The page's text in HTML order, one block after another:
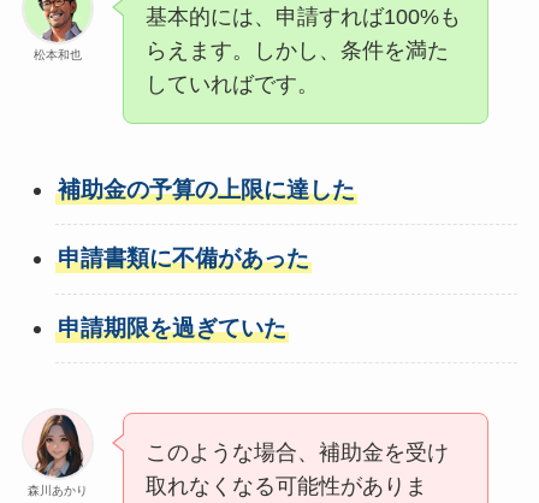
松本和也
基本的には、申請すれば100%も
らえます。しかし、条件を満た
していればです。
補助金の予算の上限に達した
申請書類に不備があった
申請期限を過ぎていた
森川あかり
このような場合、補助金を受け
取れなくなる可能性がありま